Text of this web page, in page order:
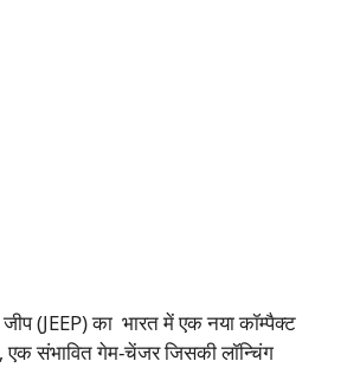
(JEEP) का भारत में एक नया कॉम्पैक्ट
संभावित गेम-चेंजर जिसकी लॉन्चिंग